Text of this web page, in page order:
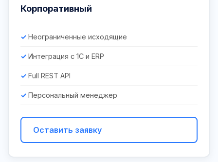
Корпоративный
Неограниченные исходящие
Интеграция с 1С и ERP
Full REST API
Персональный менеджер
Оставить заявку